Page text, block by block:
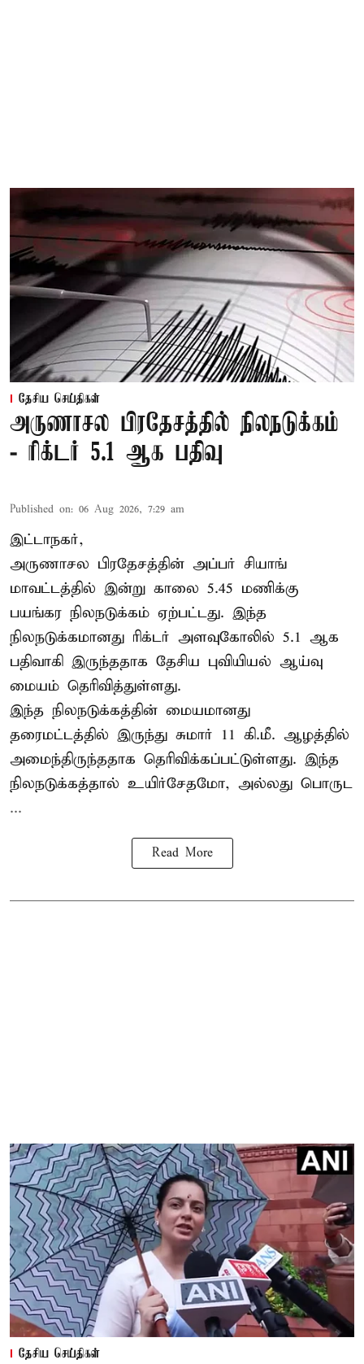
தேசிய செய்திகள்
அருணாசல பிரதேசத்தில் நிலநடுக்கம்
- ரிக்டர் 5.1 ஆக பதிவு
Published on: 06 Aug 2026, 7:29 am
இட்டாநகர்,
அருணாசல பிரதேசத்தின் அப்பர் சியாங்
மாவட்டத்தில் இன்று காலை 5.45 மணிக்கு
பயங்கர நிலநடுக்கம் ஏற்பட்டது. இந்த
நிலநடுக்கமானது ரிக்டர் அளவுகோலில் 5.1 ஆக
பதிவாகி இருந்ததாக தேசிய புவியியல் ஆய்வு
மையம் தெரிவித்துள்ளது.
இந்த நிலநடுக்கத்தின் மையமானது
தரைமட்டத்தில் இருந்து சுமார் 11 கி.மீ. ஆழத்தில்
அமைந்திருந்ததாக தெரிவிக்கப்பட்டுள்ளது. இந்த
நிலநடுக்கத்தால் உயிர்சேதமோ, அல்லது பொருட
...
Read More
தேசிய செய்திகள்